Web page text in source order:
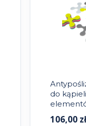
do
Lionheart
106,00 zł